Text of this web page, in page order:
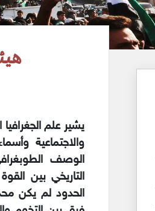
يشير علم
التاريخي بين
الحدود لم يكن